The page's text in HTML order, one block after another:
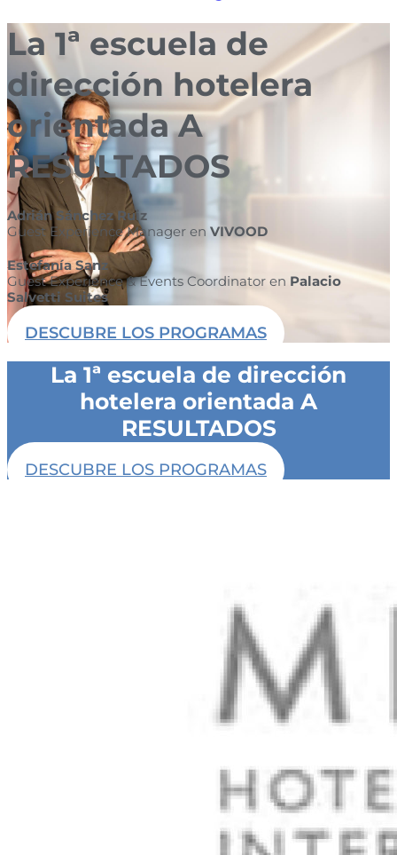
La 1ª escuela de
dirección hotelera
orientada A
RESULTADOS
Adrián Sánchez Ruiz
Guest Experience Manager en VIVOOD
Estefanía Sanz
Guest Experience & Events Coordinator en Palacio
Salvetti Suites
DESCUBRE LOS PROGRAMAS
La 1ª escuela de dirección
hotelera orientada A
RESULTADOS
DESCUBRE LOS PROGRAMAS